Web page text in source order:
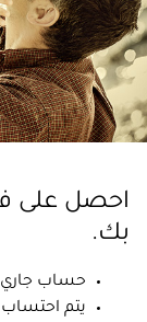
احصل على
بك.
حساب جاري
يتم احتساب